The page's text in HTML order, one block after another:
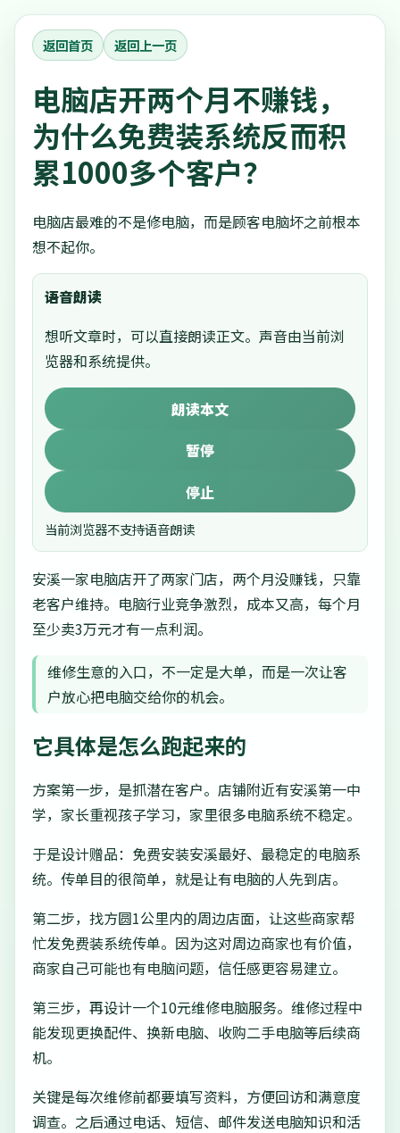
返回首页 返回上一页
电脑店开两个月不赚钱，
为什么免费装系统反而积
累1000多个客户？
电脑店最难的不是修电脑，而是顾客电脑坏之前根本
想不起你。
语音朗读
想听文章时，可以直接朗读正文。声音由当前浏
览器和系统提供。
朗读本文
暂停
停止
当前浏览器不支持语音朗读
安溪一家电脑店开了两家门店，两个月没赚钱，只靠
老客户维持。电脑行业竞争激烈，成本又高，每个月
至少卖3万元才有一点利润。
维修生意的入口，不一定是大单，而是一次让客
户放心把电脑交给你的机会。
它具体是怎么跑起来的
方案第一步，是抓潜在客户。店铺附近有安溪第一中
学，家长重视孩子学习，家里很多电脑系统不稳定。
于是设计赠品：免费安装安溪最好、最稳定的电脑系
统。传单目的很简单，就是让有电脑的人先到店。
第二步，找方圆1公里内的周边店面，让这些商家帮
忙发免费装系统传单。因为这对周边商家也有价值，
商家自己可能也有电脑问题，信任感更容易建立。
第三步，再设计一个10元维修电脑服务。维修过程中
能发现更换配件、换新电脑、收购二手电脑等后续商
机。
关键是每次维修前都要填写资料，方便回访和满意度
调查。之后通过电话、短信、邮件发送电脑知识和活